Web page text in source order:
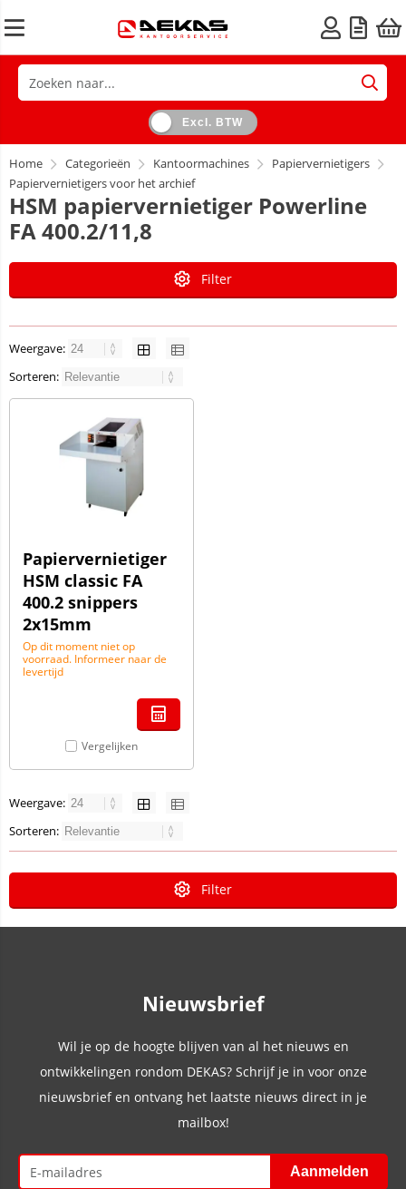
Excl. BTW
Home Categorieën Kantoormachines
Papiervernietigers
Papiervernietigers voor het archief
HSM papiervernietiger Powerline
FA 400.2/11,8
Filter
Weergave:
Sorteren:
Papiervernietiger
HSM classic FA
400.2 snippers
2x15mm
Op dit moment niet op
voorraad. Informeer naar de
levertijd
Vergelijken
Weergave:
Sorteren:
Filter
Nieuwsbrief
Wil je op de hoogte blijven van al het nieuws en
ontwikkelingen rondom DEKAS? Schrijf je in voor onze
nieuwsbrief en ontvang het laatste nieuws direct in je
mailbox!